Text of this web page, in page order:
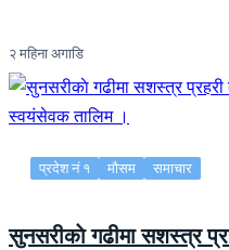
२ महिना अगाडि
प्रदेश नं १ मौसम समाचार
सुनसरीकाे गढीमा सशस्त्र